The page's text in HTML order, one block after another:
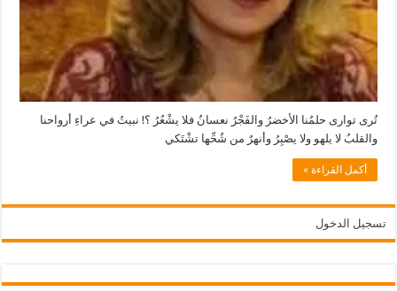
تُرى توارى حلمُنا الأخضرُ والفَجْرُ نعسانُ فلا يشْعُرُ ؟! نبيتُ في عراءِ أرواحنا
والقلبُ لا يلهو ولا يصْبِرُ وأنهرٌ من شُحِّها تشْتَكي
أكمل القراءة »
تسجيل الدخول